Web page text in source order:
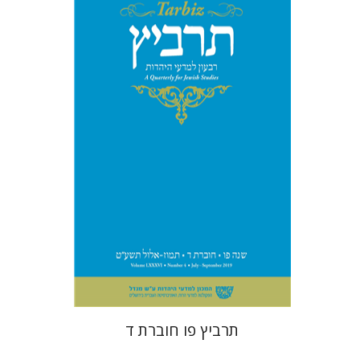
שרית שלו-עיני
רוני גולדשטיין
משה הלברטל
שלמה נאה
תרביץ פו חוברת ד